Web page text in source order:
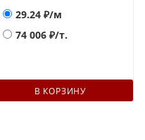
29.24 ₽/м
74 006 ₽/т.
В КОРЗИНУ